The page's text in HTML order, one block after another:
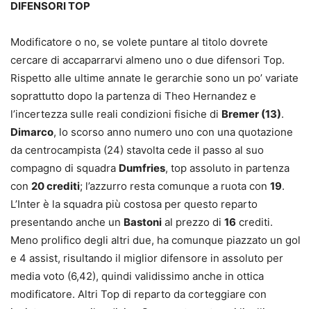
DIFENSORI TOP
Modificatore o no, se volete puntare al titolo dovrete
cercare di accaparrarvi almeno uno o due difensori Top.
Rispetto alle ultime annate le gerarchie sono un po’ variate
soprattutto dopo la partenza di Theo Hernandez e
l’incertezza sulle reali condizioni fisiche di Bremer (13).
Dimarco, lo scorso anno numero uno con una quotazione
da centrocampista (24) stavolta cede il passo al suo
compagno di squadra Dumfries, top assoluto in partenza
con 20 crediti; l’azzurro resta comunque a ruota con 19.
L’Inter è la squadra più costosa per questo reparto
presentando anche un Bastoni al prezzo di 16 crediti.
Meno prolifico degli altri due, ha comunque piazzato un gol
e 4 assist, risultando il miglior difensore in assoluto per
media voto (6,42), quindi validissimo anche in ottica
modificatore. Altri Top di reparto da corteggiare con